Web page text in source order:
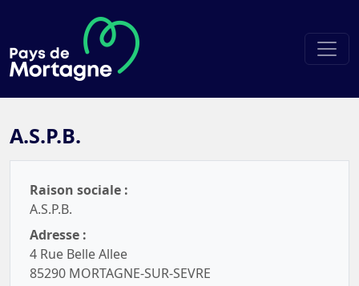
A.S.P.B.
Raison sociale :
A.S.P.B.
Adresse :
4 Rue Belle Allee
85290 MORTAGNE-SUR-SEVRE